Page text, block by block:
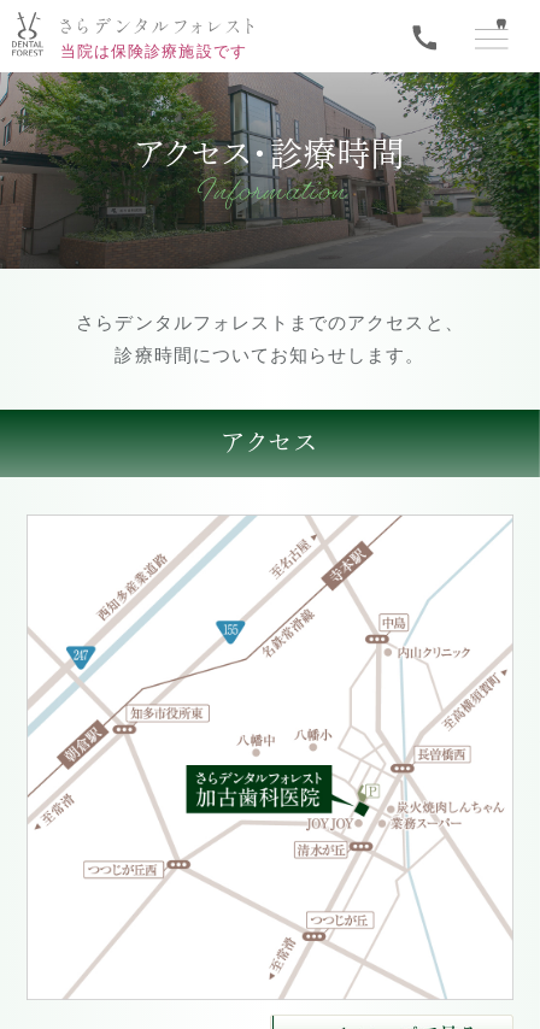
当院は保険診療施設です
アクセス・診療時間
Information
さらデンタルフォレストまでのアクセスと、
診療時間についてお知らせします。
アクセス